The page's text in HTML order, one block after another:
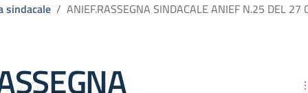
sindacale ANIEF.RASSEGNA SINDACALE ANIEF N.25 DEL 27